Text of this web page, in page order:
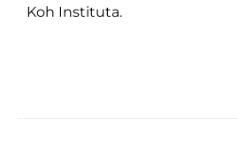
Koh Instituta.